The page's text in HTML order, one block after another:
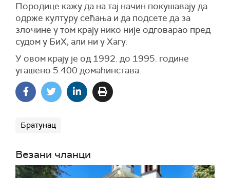
Породице кажу да на тај начин покушавају да
одрже културу сећања и да подсете да за
злочине у том крају нико није одговарао пред
судом у БиХ, али ни у Хагу.
У овом крају је од 1992. до 1995. године
угашено 5.400 домаћинстава.
Братунац
Везани чланци